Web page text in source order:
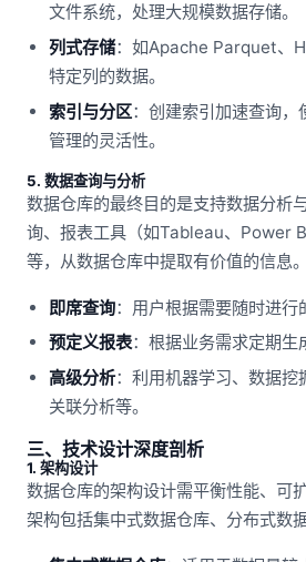
文件系统，处理大规模数据存储。
列式存储：如Apache Parquet、
特定列的数据。
索引与分区：创建索引加速查询
管理的灵活性。
5. 数据查询与分析
数据仓库的最终目的是支持数据分析
询、报表工具（如Tableau、Power
等，从数据仓库中提取有价值的信息。
即席查询：用户根据需要随时进行
预定义报表：根据业务需求定期生
高级分析：利用机器学习、数据挖
关联分析等。
三、技术设计深度剖析
1. 架构设计
数据仓库的架构设计需平衡性能、可
架构包括集中式数据仓库、分布式数